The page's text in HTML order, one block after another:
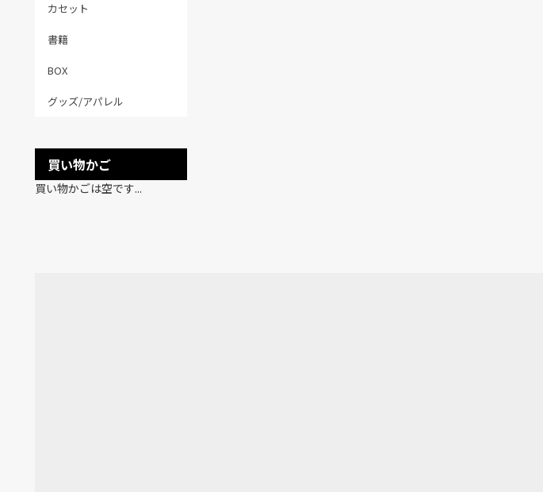
カセット
書籍
BOX
グッズ/アパレル
買い物かご
買い物かごは空です...